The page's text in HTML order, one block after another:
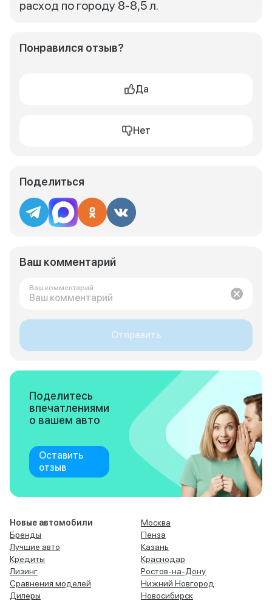
расход по городу 8-8,5 л.
Понравился отзыв?
Да
Нет
Поделиться
Ваш комментарий
Ваш комментарий
Отправить
Поделитесь
впечатлениями
о вашем авто
Оставить
отзыв
Новые автомобили
Бренды
Лучшие авто
Кредиты
Лизинг
Сравнения моделей
Дилеры
Москва
Пенза
Казань
Краснодар
Ростов-на-Дону
Нижний Новгород
Новосибирск